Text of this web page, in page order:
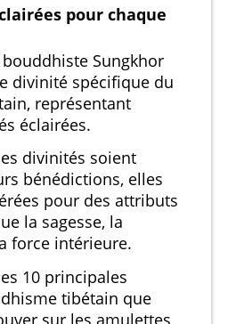
pour chaque
Sungkhor
divinité spécifique du
représentant
éclairées.
divinités soient
bénédictions, elles
pour des attributs
la sagesse, la
force intérieure.
10 principales
tibétain que
sur les amulettes